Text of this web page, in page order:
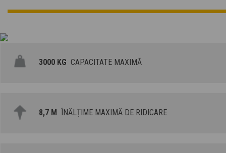
3000 KG CAPACITATE MAXIMĂ
8,7 M ÎNĂLȚIME MAXIMĂ DE RIDICARE